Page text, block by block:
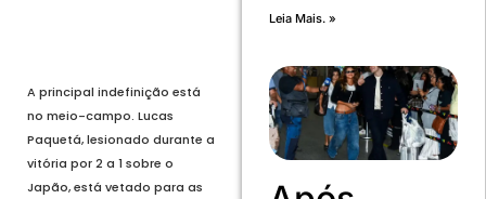
A principal indefinição está
no meio-campo. Lucas
Paquetá, lesionado durante a
vitória por 2 a 1 sobre o
Japão, está vetado para as
Leia Mais. »